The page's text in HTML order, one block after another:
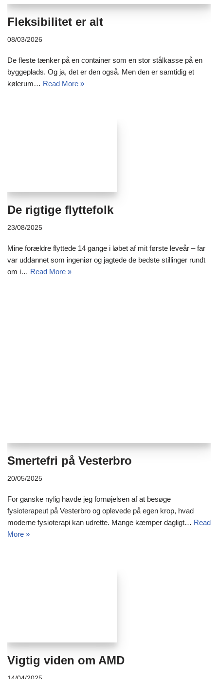
Fleksibilitet er alt
08/03/2026
De fleste tænker på en container som en stor stålkasse på en
byggeplads. Og ja, det er den også. Men den er samtidig et
kølerum… Read More »
De rigtige flyttefolk
23/08/2025
Mine forældre flyttede 14 gange i løbet af mit første leveår – far
var uddannet som ingeniør og jagtede de bedste stillinger rundt
om i… Read More »
Smertefri på Vesterbro
20/05/2025
For ganske nylig havde jeg fornøjelsen af at besøge
fysioterapeut på Vesterbro og oplevede på egen krop, hvad
moderne fysioterapi kan udrette. Mange kæmper dagligt… Read
More »
Vigtig viden om AMD